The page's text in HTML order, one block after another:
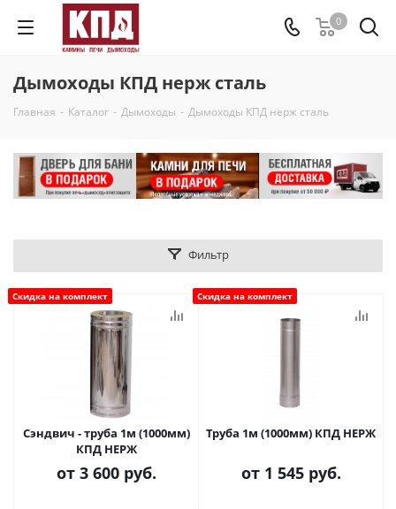
0
Дымоходы КПД нерж сталь
Главная - Каталог - Дымоходы - Дымоходы КПД нерж сталь
Фильтр
Скидка на комплект
Сэндвич - труба 1м (1000мм)
КПД НЕРЖ
от 3 600 руб.
Скидка на комплект
Труба 1м (1000мм) КПД НЕРЖ
от 1 545 руб.